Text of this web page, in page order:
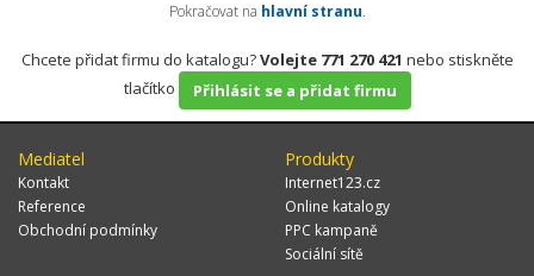
Pokračovat na hlavní stranu.
Chcete přidat firmu do katalogu?Volejte 771 270 421 nebo stiskněte
tlačítko
Přihlásit se a přidat firmu
Mediatel
Kontakt
Reference
Obchodní podmínky
Produkty
Internet123.cz
Online katalogy
PPC kampaně
Sociální sítě